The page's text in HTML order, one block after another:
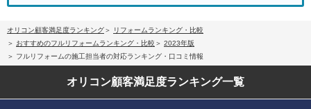
オリコン顧客満足度ランキング
リフォームランキング・比較
おすすめのフルリフォームランキング・比較
2023年版
フルリフォームの施工担当者の対応ランキング・口コミ情報
オリコン顧客満足度ランキング一覧